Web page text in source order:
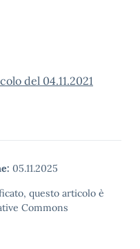
del 04.11.2021
05.11.2025
questo articolo è
Commons